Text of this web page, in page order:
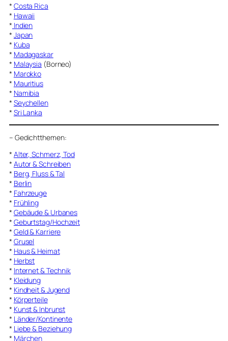
* Costa Rica
* Hawaii
* Indien
* Japan
* Kuba
* Madagaskar
* Malaysia (Borneo)
* Marokko
* Mauritius
* Namibia
* Seychellen
* Sri Lanka
– Gedichtthemen:
* Alter, Schmerz, Tod
* Autor & Schreiben
* Berg, Fluss & Tal
* Berlin
* Fahrzeuge
* Frühling
* Gebäude & Urbanes
* Geburtstag/Hochzeit
* Geld & Karriere
* Grusel
* Haus & Heimat
* Herbst
* Internet & Technik
* Kleidung
* Kindheit & Jugend
* Körperteile
* Kunst & Inbrunst
* Länder/Kontinente
* Liebe & Beziehung
* Märchen